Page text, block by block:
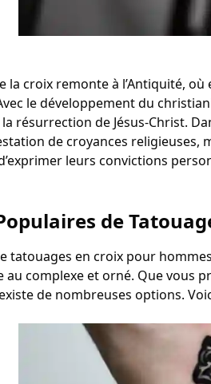
la croix remonte à l’Antiquité,
le développement du
résurrection de Jésus-Christ.
de croyances
leurs convictions
de
tatouages en croix pour
au complexe et orné. Que vous
de nombreuses options.